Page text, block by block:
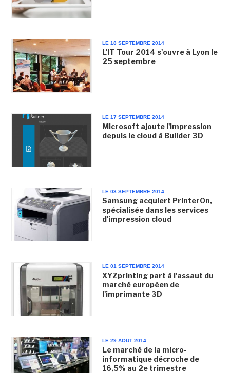
LE 18 SEPTEMBRE 2014
L'IT Tour 2014 s'ouvre à Lyon le
25 septembre
LE 17 SEPTEMBRE 2014
Microsoft ajoute l'impression
depuis le cloud à Builder 3D
LE 03 SEPTEMBRE 2014
Samsung acquiert PrinterOn,
spécialisée dans les services
d'impression cloud
LE 01 SEPTEMBRE 2014
XYZprinting part à l'assaut du
marché européen de
l'imprimante 3D
LE 29 AOUT 2014
Le marché de la micro-
informatique décroche de
16,5% au 2e trimestre